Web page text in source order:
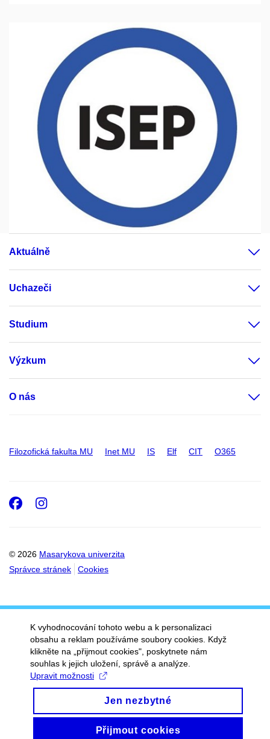
Aktuálně
Uchazeči
Studium
Výzkum
O nás
Filozofická fakulta MU Inet MU IS Elf CIT O365
© 2026 Masarykova univerzita
Správce stránek
Cookies
Facebook
Instagram
K vyhodnocování tohoto webu a k personalizaci
obsahu a reklam používáme soubory cookies. Když
klikněte na „přijmout cookies", poskytnete nám
souhlas k jejich uložení, správě a analýze.
Upravit možnosti
Jen nezbytné
Přijmout cookies